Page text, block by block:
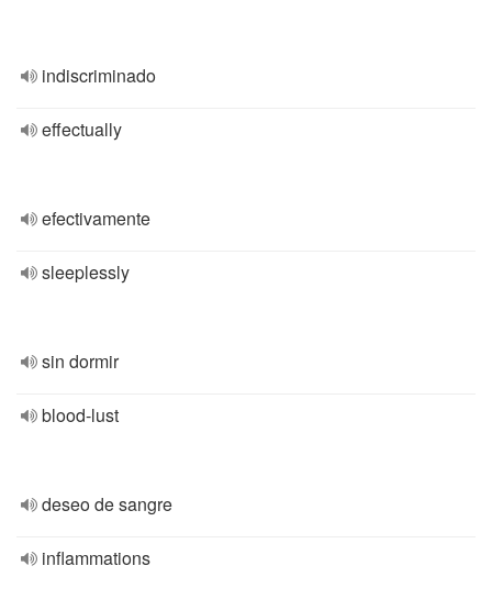
indiscriminado
effectually
efectivamente
sleeplessly
sin dormir
blood-lust
deseo de sangre
inflammations